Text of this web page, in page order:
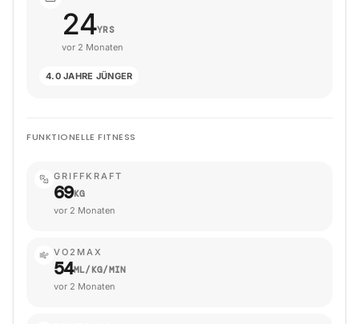
24YRS
vor 2 Monaten
4.0 JAHRE JÜNGER
FUNKTIONELLE FITNESS
GRIFFKRAFT
69KG
vor 2 Monaten
VO2MAX
54ML/KG/MIN
vor 2 Monaten